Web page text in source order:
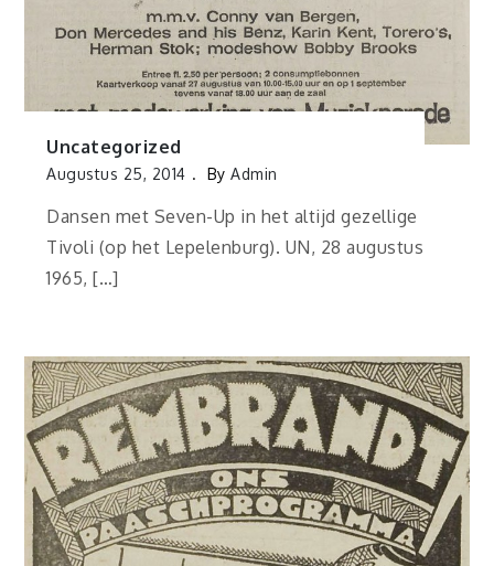
Uncategorized
Augustus 25, 2014 ByAdmin
Dansen met Seven-Up in het altijd gezellige
Tivoli (op het Lepelenburg). UN, 28 augustus
1965, […]